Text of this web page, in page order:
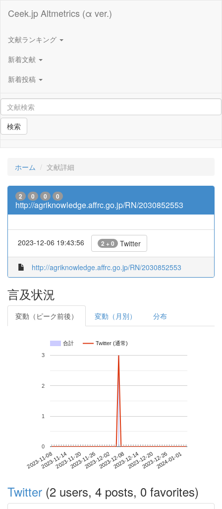
Ceek.jp Altmetrics (α ver.)
文献ランキング
新着文献
新着投稿
検索
ホーム 文献詳細
2 0 0 0
http://agriknowledge.affrc.go.jp/RN/2030852553
2023-12-06 19:43:56 2 + 0 Twitter
http://agriknowledge.affrc.go.jp/RN/2030852553
言及状況
変動（ピーク前後） 変動（月別） 分布
合計 Twitter (通常)
2023-11-082023-11-142023-11-202023-11-262023-12-022023-12-082023-12-142023-12-202023-12-262024-01-01
0
1
2
3
Twitter (2 users, 4 posts, 0 favorites)